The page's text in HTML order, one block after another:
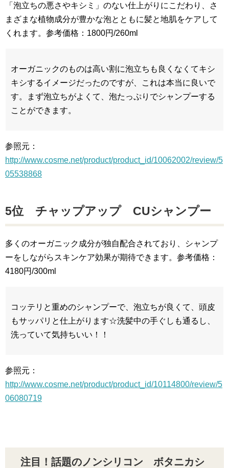
「泡立ちの悪さやキシミ」のない仕上がりにこだわり、さ
まざまな植物成分が豊かな泡とともに髪と地肌をケアして
くれます。参考価格：1800円/260ml
オーガニックのものは高い割に泡立ちも良くなくてキシ
キシするイメージだったのですが、これは本当に良いで
す。まず泡立ちがよくて、泡たっぷりでシャンプーする
ことができます。
参照元：
http://www.cosme.net/product/product_id/10062002/review/5
05538868
5位 チャップアップ CUシャンプー
多くのオーガニック成分が独自配合されており、シャンプ
ーをしながらスキンケア効果が期待できます。参考価格：
4180円/300ml
コッテリと重めのシャンプーで、泡立ちが良くて、頭皮
もサッパリと仕上がります☆洗髪中の手ぐしも通るし、
洗っていて気持ちいい！！
参照元：
http://www.cosme.net/product/product_id/10114800/review/5
06080719
注目！話題のノンシリコン ボタニカシ